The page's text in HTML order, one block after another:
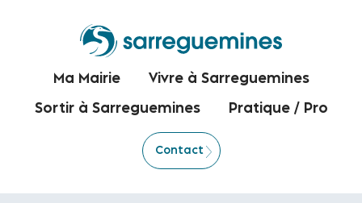
Ma Mairie Vivre à Sarreguemines
Sortir à Sarreguemines Pratique / Pro
Contact